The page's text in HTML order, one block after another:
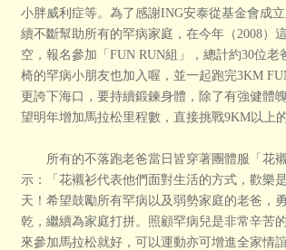
小胖威利症等。為了感謝ING安泰從基金會成
續不斷幫助所有的罕病家庭，在今年（2008）
空，報名參加「FUN RUN組」，總計約30位老
椅的罕病小朋友也加入喔，並一起跑完3KM
更誇下海口，要持續鍛鍊身體，除了有強健體
望明年增加馬拉松里程數，直接挑戰9KM以上
所有的不落跑老爸當日皆穿著團體服「花
示：「花襯衫代表他們面對生活的方式，歡樂
天！希望鼓勵所有罕病以及弱勢家庭的老爸，
乾，繼續為家庭打拼。照顧罕病兒是非常辛苦
來參加馬拉松就好，可以運動亦可增進全家情